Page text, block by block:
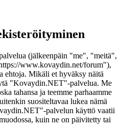
(jälkeenpäin "me", "meitä",
www.kovaydin.net/forum"),
ehtoja. Mikäli et hyväksy näitä
"Kovaydin.NET"-palvelua. Me
tahansa ja teemme parhaamme
suositeltavaa lukea nämä
palvelun käyttö vaatii
kuin ne on päivitetty tai